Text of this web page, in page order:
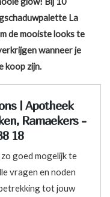
La
de mooiste looks te
wanneer je
koop zijn.
| Apotheek
Ramaekers -
18
goed mogelijk te
vragen en noden
tot jouw